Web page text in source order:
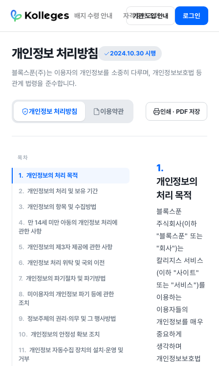
배지 수령 안내 자격증명 조회
기관 도입 안내 로그인
개인정보 처리방침 2024.10.30 시행
블록스푼(주)는 이용자의 개인정보를 소중히 다루며, 개인정보보호법 등
관계 법령을 준수합니다.
개인정보 처리방침 이용약관 인쇄 · PDF 저장
목차
1. 개인정보의 처리 목적
2. 개인정보의 처리 및 보유 기간
3. 개인정보의 항목 및 수집방법
4. 만 14세 미만 아동의 개인정보 처리에
관한 사항
5. 개인정보의 제3자 제공에 관한 사항
6. 개인정보 처리 위탁 및 국외 이전
7. 개인정보의 파기절차 및 파기방법
8. 미이용자의 개인정보 파기 등에 관한
조치
9. 정보주체의 권리·의무 및 그 행사방법
10. 개인정보의 안정성 확보 조치
11. 개인정보 자동수집 장치의 설치·운영 및
거부
1.
개인정보의
처리 목적
블록스푼
주식회사(이하
"블록스푼" 또는
"회사")는
칼리지스 서비스
(이하 "사이트"
또는 "서비스")를
이용하는
이용자들의
개인정보를 매우
중요하게
생각하며
개인정보보호법